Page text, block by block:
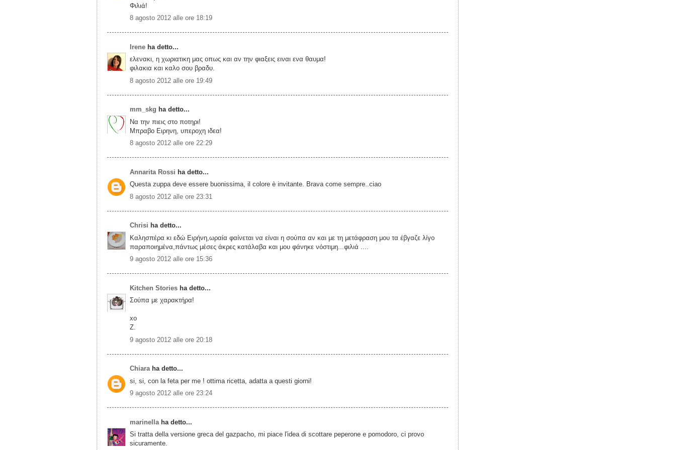
Φιλιά!
8 agosto 2012 alle ore 18:19
Irene ha detto...
ελενακι, η χωριατικη μας οπως και αν την φιαξεις ειναι ενα θαυμα!
φιλακια και καλο σου βραδυ.
8 agosto 2012 alle ore 19:49
mm_skg ha detto...
Να την πιεις στο ποτηρι!
Μπραβο Ειρηνη, υπεροχη ιδεα!
8 agosto 2012 alle ore 22:29
Annarita Rossi ha detto...
Questa zuppa deve essere buonissima, il colore è invitante. Brava come sempre..ciao
8 agosto 2012 alle ore 23:31
Chrisi ha detto...
Καλησπέρα κι εδώ Ειρήνη,ωραία φαίνεται να είναι η σούπα αν και με τη μετάφραση μου τα έβγαζε λίγο
παραποιημένα,πάντως μέσες άκρες κατάλαβα και μου φάνηκε νόστιμη...φιλιά ....
9 agosto 2012 alle ore 15:36
Kitchen Stories ha detto...
Σούπα με χαρακτήρα!
xo
Z.
9 agosto 2012 alle ore 20:18
Chiara ha detto...
si, si, con la feta per me ! ottima ricetta, adatta a questi giorni!
9 agosto 2012 alle ore 23:24
marinella ha detto...
Si tratta della versione greca del gazpacho, mi piace l'idea di scottare peperone e pomodoro, ci provo
sicuramente.